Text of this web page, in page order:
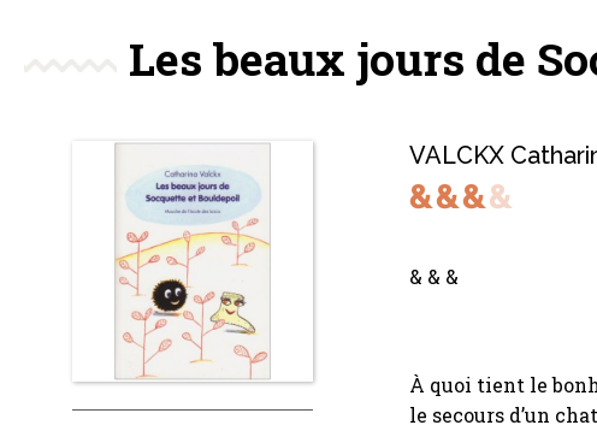
Les beaux jours de
VALCKX
& & &
À quoi tient le
le secours d’un